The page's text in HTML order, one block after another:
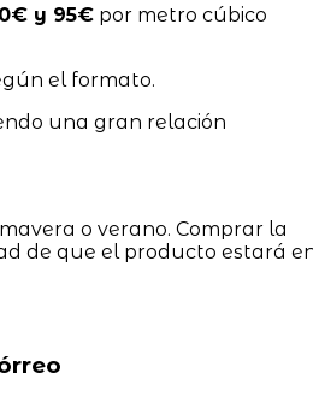
y 95€por metro cúbico
el formato.
una gran relación
o verano. Comprar la
de que el producto estará